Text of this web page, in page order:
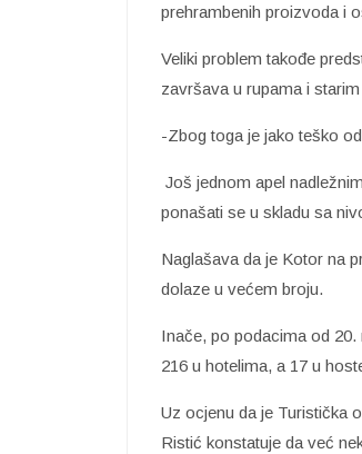
prehrambenih proizvoda i
Veliki problem takođe
završava u rupama i
-Zbog toga je jako teško
Još jednom apel
ponašati se u skladu sa
Naglašava da je Kotor na
dolaze u većem broju.
Inače, po podacima od
216 u hotelima, a 17 u
Uz ocjenu da je Turistička
Ristić konstatuje da već